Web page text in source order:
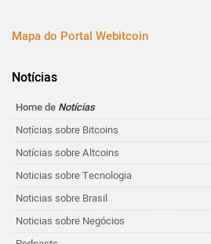
Mapa do Portal Webitcoin
Notícias
Home de Notícias
Notícias sobre Bitcoins
Notícias sobre Altcoins
Noticias sobre Tecnologia
Noticias sobre Brasil
Noticias sobre Negócios